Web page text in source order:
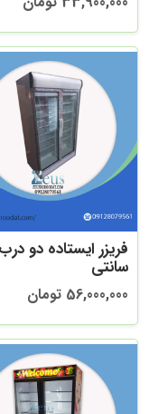
سانتی
56,000,000 تومان